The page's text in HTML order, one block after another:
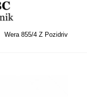
Wera 855/4 Z Pozidriv